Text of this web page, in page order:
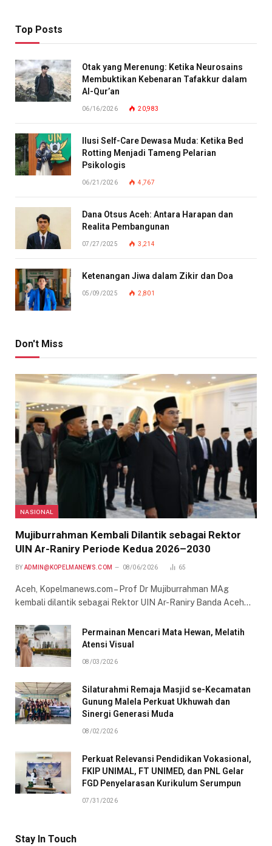
Top Posts
Otak yang Merenung: Ketika Neurosains
Membuktikan Kebenaran Tafakkur dalam
Al-Qur’an
06/16/2026 20,983
Ilusi Self-Care Dewasa Muda: Ketika Bed
Rotting Menjadi Tameng Pelarian
Psikologis
06/21/2026 4,767
Dana Otsus Aceh: Antara Harapan dan
Realita Pembangunan
07/27/2025 3,214
Ketenangan Jiwa dalam Zikir dan Doa
05/09/2025 2,801
Don't Miss
NASIONAL
Mujiburrahman Kembali Dilantik sebagai Rektor
UIN Ar-Raniry Periode Kedua 2026–2030
BY ADMIN@KOPELMANEWS.COM 08/06/2026 65
Aceh, Kopelmanews.com – Prof Dr Mujiburrahman MAg
kembali dilantik sebagai Rektor UIN Ar-Raniry Banda Aceh…
Permainan Mencari Mata Hewan, Melatih
Atensi Visual
08/03/2026
Silaturahmi Remaja Masjid se-Kecamatan
Gunung Malela Perkuat Ukhuwah dan
Sinergi Generasi Muda
08/02/2026
Perkuat Relevansi Pendidikan Vokasional,
FKIP UNIMAL, FT UNIMED, dan PNL Gelar
FGD Penyelarasan Kurikulum Serumpun
07/31/2026
Stay In Touch